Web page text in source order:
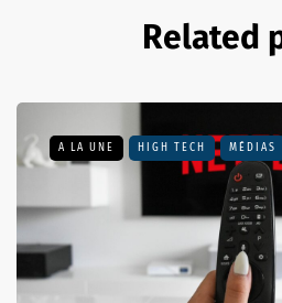
Related
A LA UNE HIGH TECH MÉDIAS